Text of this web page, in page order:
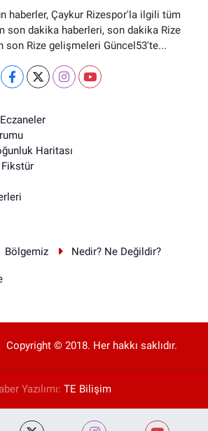
haberler, Çaykur Rizespor'la ilgili tüm
son dakika haberleri, son dakika Rize
son Rize gelişmeleri Güncel53'te...
Haritası
Fikstür
Bölgemiz Nedir? Ne Değildir?
Copyright © 2018. Her hakkı saklıdır.
Yazılımı: TE Bilişim